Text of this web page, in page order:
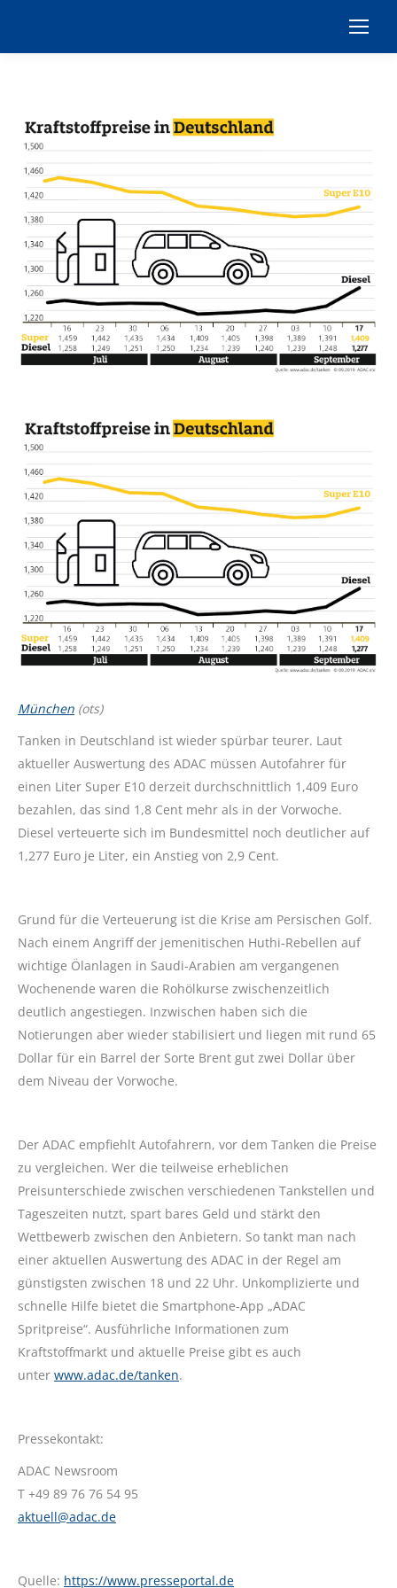
München (ots)
Tanken in Deutschland ist wieder spürbar teurer. Laut
aktueller Auswertung des ADAC müssen Autofahrer für
einen Liter Super E10 derzeit durchschnittlich 1,409 Euro
bezahlen, das sind 1,8 Cent mehr als in der Vorwoche.
Diesel verteuerte sich im Bundesmittel noch deutlicher auf
1,277 Euro je Liter, ein Anstieg von 2,9 Cent.
Grund für die Verteuerung ist die Krise am Persischen Golf.
Nach einem Angriff der jemenitischen Huthi-Rebellen auf
wichtige Ölanlagen in Saudi-Arabien am vergangenen
Wochenende waren die Rohölkurse zwischenzeitlich
deutlich angestiegen. Inzwischen haben sich die
Notierungen aber wieder stabilisiert und liegen mit rund 65
Dollar für ein Barrel der Sorte Brent gut zwei Dollar über
dem Niveau der Vorwoche.
Der ADAC empfiehlt Autofahrern, vor dem Tanken die Preise
zu vergleichen. Wer die teilweise erheblichen
Preisunterschiede zwischen verschiedenen Tankstellen und
Tageszeiten nutzt, spart bares Geld und stärkt den
Wettbewerb zwischen den Anbietern. So tankt man nach
einer aktuellen Auswertung des ADAC in der Regel am
günstigsten zwischen 18 und 22 Uhr. Unkomplizierte und
schnelle Hilfe bietet die Smartphone-App „ADAC
Spritpreise“. Ausführliche Informationen zum
Kraftstoffmarkt und aktuelle Preise gibt es auch
unter www.adac.de/tanken.
Pressekontakt:
ADAC Newsroom
T +49 89 76 76 54 95
aktuell@adac.de
Quelle: https://www.presseportal.de